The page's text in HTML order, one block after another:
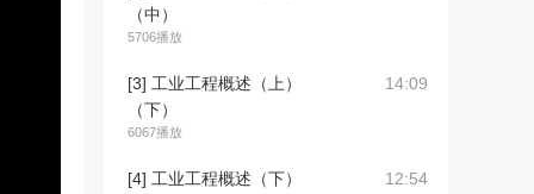
（中）
5706播放
[3] 工业工程概述（上）
（下）
6067播放
14:09
[4] 工业工程概述（下）
12:54